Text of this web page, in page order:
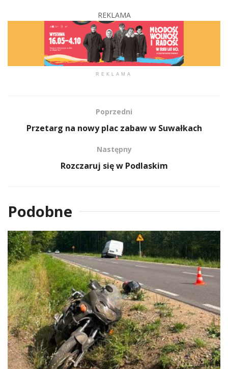
REKLAMA
REKLAMA
Poprzedni
Przetarg na nowy plac zabaw w Suwałkach
Następny
Rozczaruj się w Podlaskim
Podobne